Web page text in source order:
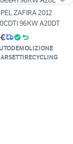
ZAFIRA 2012
96KW A20DT